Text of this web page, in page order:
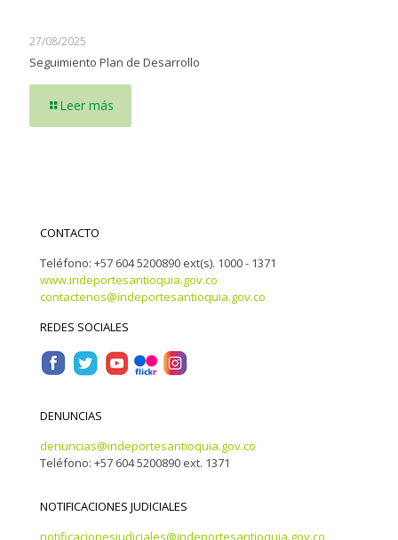
27/08/2025
Seguimiento Plan de Desarrollo
Leer más
CONTACTO
Teléfono: +57 604 5200890 ext(s). 1000 - 1371
www.indeportesantioquia.gov.co
contactenos@indeportesantioquia.gov.co
REDES SOCIALES
DENUNCIAS
denuncias@indeportesantioquia.gov.co
Teléfono: +57 604 5200890 ext. 1371
NOTIFICACIONES JUDICIALES
notificacionesjudiciales@indeportesantioquia.gov.co